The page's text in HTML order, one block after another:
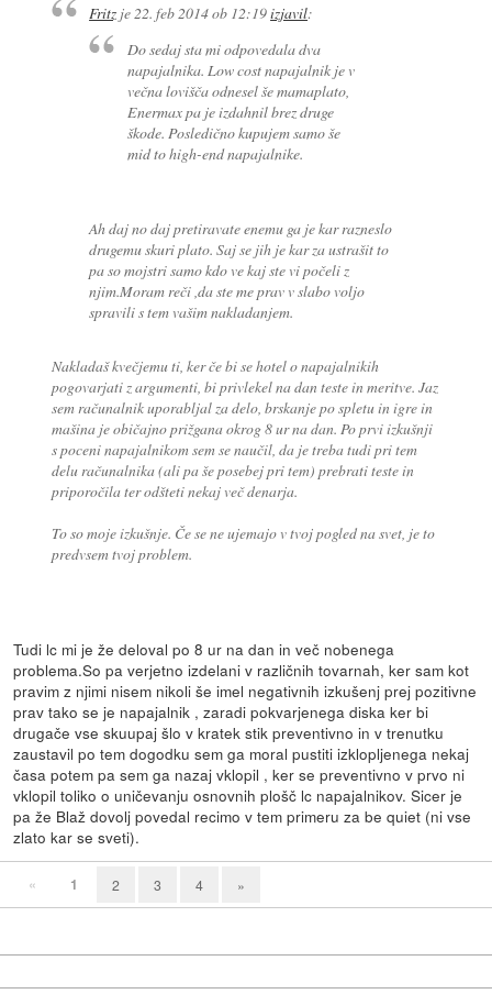
Fritz je22. feb 2014 ob 12:19izjavil:
Do sedaj sta mi odpovedala dva
napajalnika. Low cost napajalnik je v
večna lovišča odnesel še mamaplato,
Enermax pa je izdahnil brez druge
škode. Posledično kupujem samo še
mid to high-end napajalnike.
Ah daj no daj pretiravate enemu ga je kar razneslo
drugemu skuri plato. Saj se jih je kar za ustrašit to
pa so mojstri samo kdo ve kaj ste vi počeli z
njim.Moram reči ,da ste me prav v slabo voljo
spravili s tem vašim nakladanjem.
Nakladaš kvečjemu ti, ker če bi se hotel o napajalnikih
pogovarjati z argumenti, bi privlekel na dan teste in meritve. Jaz
sem računalnik uporabljal za delo, brskanje po spletu in igre in
mašina je običajno prižgana okrog 8 ur na dan. Po prvi izkušnji
s poceni napajalnikom sem se naučil, da je treba tudi pri tem
delu računalnika (ali pa še posebej pri tem) prebrati teste in
priporočila ter odšteti nekaj več denarja.
To so moje izkušnje. Če se ne ujemajo v tvoj pogled na svet, je to
predvsem tvoj problem.
Tudi lc mi je že deloval po 8 ur na dan in več nobenega
problema.So pa verjetno izdelani v različnih tovarnah, ker sam kot
pravim z njimi nisem nikoli še imel negativnih izkušenj prej pozitivne
prav tako se je napajalnik , zaradi pokvarjenega diska ker bi
drugače vse skuupaj šlo v kratek stik preventivno in v trenutku
zaustavil po tem dogodku sem ga moral pustiti izklopljenega nekaj
časa potem pa sem ga nazaj vklopil , ker se preventivno v prvo ni
vklopil toliko o uničevanju osnovnih plošč lc napajalnikov. Sicer je
pa že Blaž dovolj povedal recimo v tem primeru za be quiet (ni vse
zlato kar se sveti).
« 1 2 3 4 »